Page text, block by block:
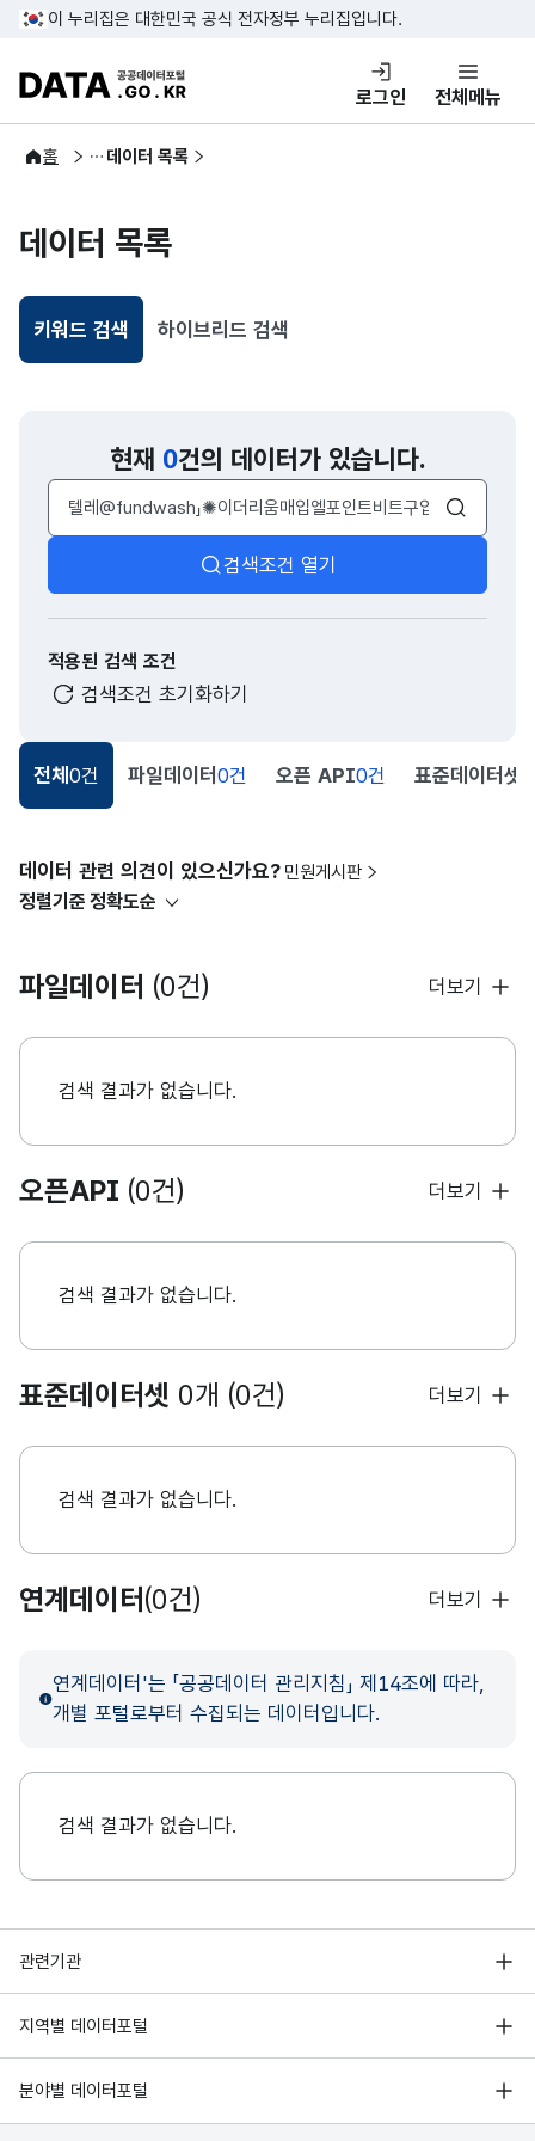
콘텐츠 바로가기
푸터 바로가기
이 누리집은 대한민국 공식 전자정부 누리집입니다.
DATA.GO.KR 공공데이터포털
로그인 전체메뉴
홈
공공데이터 데이터 목록
데이터 목록
키워드 검색
선택됨
하이브리드 검색
현재 0건의 데이터가 있습니다.
검색어 입력창
검색
검색조건 열기
적용된 검색 조건
검색조건 초기화하기
전체 0건 파일데이터 0건 오픈 API0건 표준데이터셋
데이터 관련 의견이 있으신가요? 민원게시판
정렬기준 정확도순
파일데이터 (0건) 더보기
검색 결과가 없습니다.
오픈API (0건) 더보기
검색 결과가 없습니다.
표준데이터셋 0개 (0건) 더보기
검색 결과가 없습니다.
연계데이터 (0건) 더보기
연계데이터'는 「공공데이터 관리지침」 제14조에 따라,
개별 포털로부터 수집되는 데이터입니다.
검색 결과가 없습니다.
관련기관
행정안전부
한국지능정보사회진흥원
국가정보자원관리원
지역별 데이터포털
서울 열린데이터광장
경기데이터드림
분야별 데이터포털
기상자료개방포털
국토교통부 공간정보오픈플랫폼